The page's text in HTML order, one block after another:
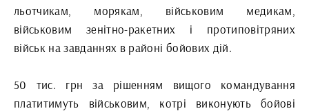
льотчикам, морякам, військовим медикам,
військовим зенітно-ракетних і протиповітряних
військ на завданнях в районі бойових дій.
50 тис. грн за рішенням вищого командування
платитимуть військовим, котрі виконують бойові